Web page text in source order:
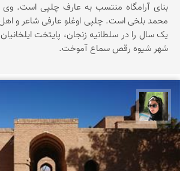
بنای آرامگاه منتسب به عارف چلپی است. وی
محمد بلخی است. چلپی اوغلو عارفی شاعر و
شهر شیوه رقص سماع آموخت.
سپیده اصلان